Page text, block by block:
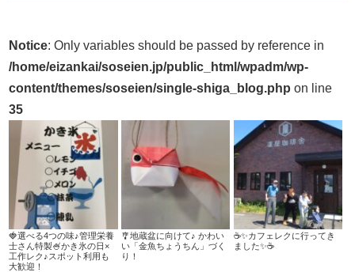
Notice: Only variables should be passed by reference in
/home/eizankai/soseien.jp/public_html/wpadm/wp-
content/themes/soseien/single-shiga_blog.php on line
35
🍓選べる4つの味♪管理栄養
士さん特製🍧かき氷の日×
工作レク♪スポット利用も
大歓迎！
🎐地蔵盆に向けて♪ かわい
い「金魚ちょうちん」づく
り！
☕✨カフェレクに行ってき
ました✨☕